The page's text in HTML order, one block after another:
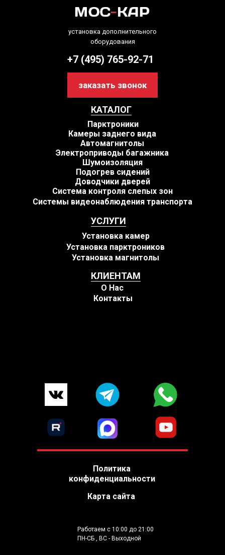
УСЛУГИ
КЛИЕНТАМ
КАТАЛОГ
+7 (495) 765-92-71
установка дополнительного
оборудования
Автомагнитолы
Шумоизоляция
Парктроники
Электроприводы багажника
Система контроля слепых зон
Работаем с 10:00 до 21:00
ПН-СБ , ВС - Выходной
Системы видеонаблюдения транспорта
Политика
конфиденциальности
Карта сайта
Камеры заднего вида
Подогрев сидений
заказать звонок
Доводчики дверей
Установка камер
О Нас
Контакты
Установка магнитолы
Установка парктроников